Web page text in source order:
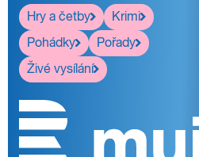
Hry a četby
Krimi
Pohádky
Pořady
Živé vysílání